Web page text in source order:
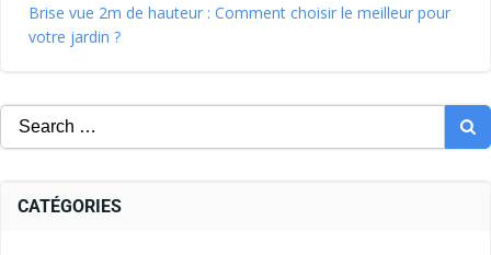
Brise vue 2m de hauteur : Comment choisir le meilleur pour
votre jardin ?
CATÉGORIES